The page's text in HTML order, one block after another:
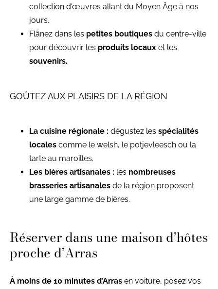
collection d'œuvres allant du Moyen Âge à nos
jours.
Flânez dans les petites boutiques du centre-ville
pour découvrir les produits locaux et les
souvenirs.
GOÛTEZ AUX PLAISIRS DE LA RÉGION
La cuisine régionale : dégustez les spécialités
locales comme le welsh, le potjevleesch ou la
tarte au maroilles.
Les bières artisanales : les nombreuses
brasseries artisanales de la région proposent
une large gamme de bières.
Réserver dans une maison d’hôtes
proche d’Arras
À moins de 10 minutes d’Arras en voiture, posez vos